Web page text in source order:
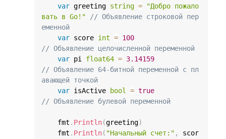
var greeting string =
"Добро пожало
вать в Go!"
// Объявление строковой пер
еменной
var score int = 100
// Объявление целочисленной переменной
var pi float64 = 3.14159
// Объявление 64-битной переменной с пл
авающей точкой
var isActive bool = true
// Объявление булевой переменной
    fmt
. Println(greeting)
    fmt
. Println( "Начальный счет:" ,
scor